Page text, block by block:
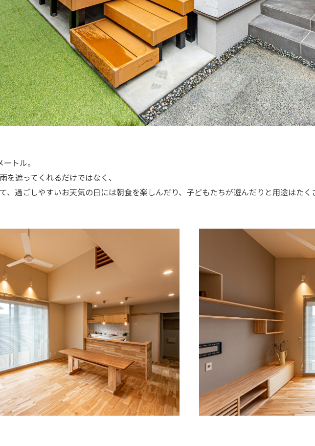
トル。
を遮ってくれるだけではなく、
、過ごしやすいお天気の日には朝食を楽しんだり、子どもたちが遊んだりと用途はた